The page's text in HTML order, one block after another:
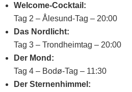
Welcome-Cocktail:
Tag 2 – Ålesund-Tag – 20:00
Das Nordlicht:
Tag 3 – Trondheimtag – 20:00
Der Mond:
Tag 4 – Bodø-Tag – 11:30
Der Sternenhimmel: